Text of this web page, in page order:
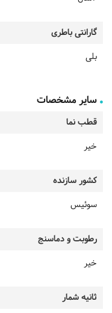
گارانتی باطری
بلی
سایر مشخصات
قطب نما
خیر
کشور سازنده
سوئیس
رطوبت و دماسنج
خیر
ثانیه شمار